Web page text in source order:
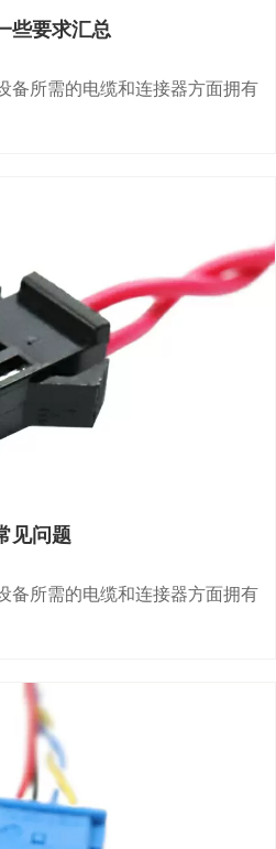
些要求汇总
备所需的电缆和连接器方面拥有
见问题
备所需的电缆和连接器方面拥有